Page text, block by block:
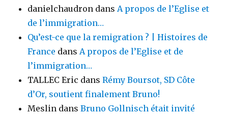
danielchaudron dansA propos de l’Eglise et
de l’immigration…
Qu’est-ce que la remigration ? | Histoires de
France dansA propos de l’Eglise et de
l’immigration…
TALLEC Eric dansRémy Boursot, SD Côte
d’Or, soutient finalement Bruno!
Meslin dansBruno Gollnisch était invité